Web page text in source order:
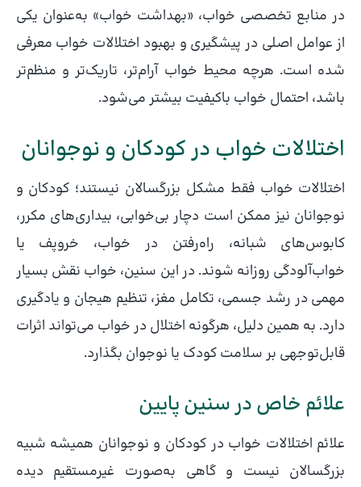
در منابع تخصصی خواب، «بهداشت خواب» به‌عنوان یکی
از عوامل اصلی در پیشگیری و بهبود اختلالات خواب معرفی
شده است. هرچه محیط خواب آرام‌تر، تاریک‌تر و منظم‌تر
باشد، احتمال خواب باکیفیت بیشتر می‌شود.
اختلالات خواب در کودکان و نوجوانان
اختلالات خواب فقط مشکل بزرگسالان نیستند؛ کودکان و
نوجوانان نیز ممکن است دچار بی‌خوابی، بیداری‌های مکرر،
کابوس‌های شبانه، راه‌رفتن در خواب، خروپف یا
خواب‌آلودگی روزانه شوند. در این سنین، خواب نقش بسیار
مهمی در رشد جسمی، تکامل مغز، تنظیم هیجان و یادگیری
دارد. به همین دلیل، هرگونه اختلال در خواب می‌تواند اثرات
قابل‌توجهی بر سلامت کودک یا نوجوان بگذارد.
علائم خاص در سنین پایین
علائم اختلالات خواب در کودکان و نوجوانان همیشه شبیه
بزرگسالان نیست و گاهی به‌صورت غیرمستقیم دیده